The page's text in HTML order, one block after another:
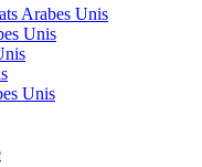
Arabes Unis
Unis
Unis